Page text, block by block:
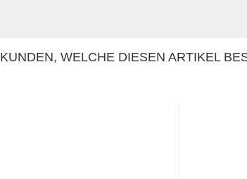
KUNDEN, WELCHE DIESEN ARTIKEL